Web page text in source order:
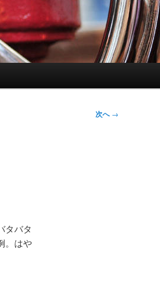
次へ→
タバタ
。はや